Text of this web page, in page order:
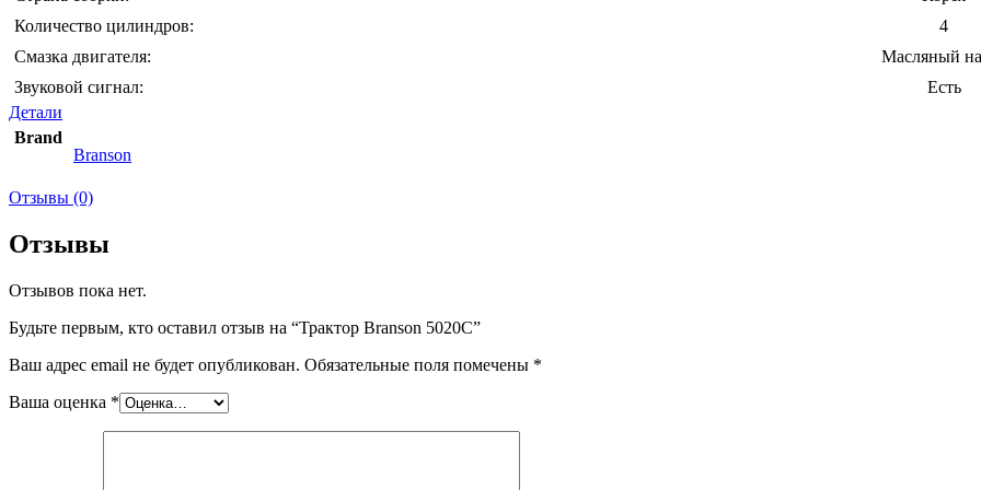
Количество цилиндров:
4
Смазка двигателя:
Масляный
Звуковой сигнал:
Есть
Детали
Brand
Branson
Отзывы (0)
Отзывы
Отзывов пока нет.
Будьте первым, кто оставил отзыв на “Трактор Branson 5020C”
Ваш адрес email не будет опубликован. Обязательные поля помечены *
Ваша оценка *